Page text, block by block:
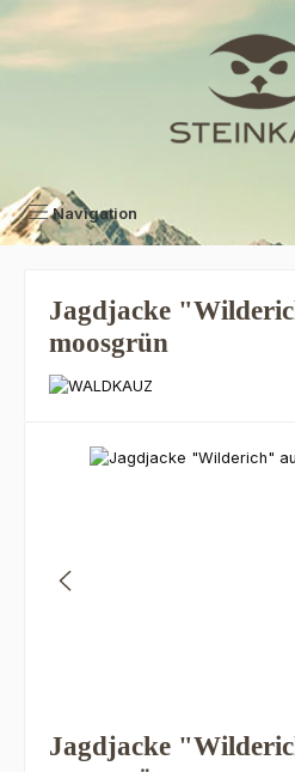
Zum Hauptinhalt springen
Navigation
Jagdjacke
moosgrün
Bildergalerie überspringen
Jagdjacke